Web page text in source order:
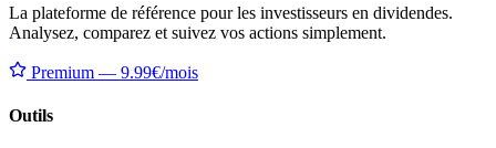
La plateforme de référence pour les investisseurs en dividendes.
Analysez, comparez et suivez vos actions simplement.
Premium — 9.99€/mois
Outils